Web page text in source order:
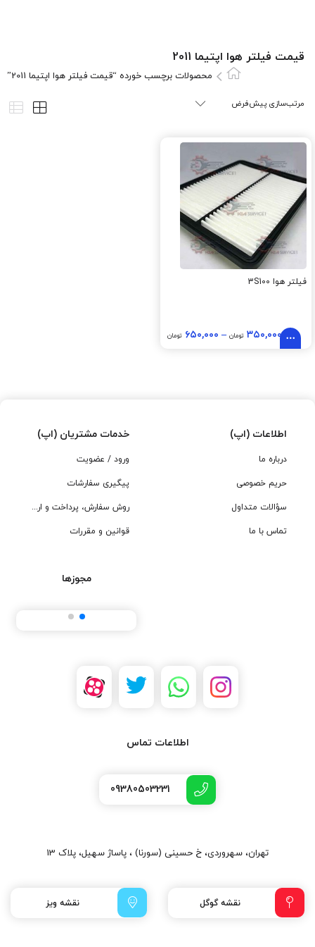
قیمت فیلتر هوا اپتیما 2011
محصولات برچسب خورده “قیمت فیلتر هوا اپتیما 2011”
فیلتر هوا 3S100
۳۵۰,۰۰۰ تومان– ۶۵۰,۰۰۰ تومان
اطلاعات (اپ)
درباره ما
حریم خصوصی
سؤالات متداول
تماس با ما
خدمات مشتریان (اپ)
ورود / عضویت
پیگیری سفارشات
روش سفارش، پرداخت و ارسال
قوانین و مقررات
مجوزها
اطلاعات تماس
09380503231
تهران، سهروردی، خ حسینی (سورنا) ، پاساژ سهیل، پلاک 13
نقشه گوگل نقشه ویز